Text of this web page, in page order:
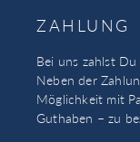
ZAHLUNG
Bei uns zahlst
Neben der
Möglichkeit mit
Guthaben – zu